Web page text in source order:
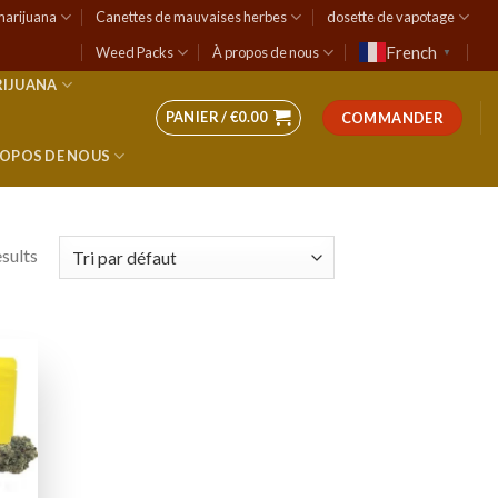
Canettes de mauvaises herbes
dosette de vapotage
Weed Packs
À propos de nous French ▼
DE NOUS
PANIER /€0.00 COMMANDER
to